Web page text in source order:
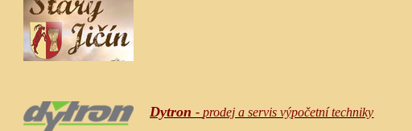
Dytron-prodej a servis výpočetní techniky